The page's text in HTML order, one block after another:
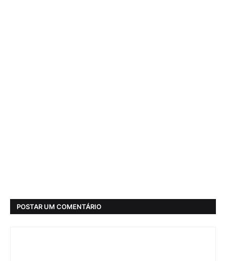
POSTAR UM COMENTÁRIO